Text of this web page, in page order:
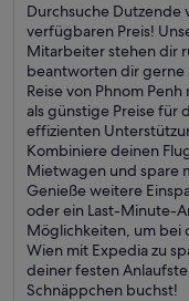
Durchsuche
verfügbaren Preis!
Mitarbeiter stehen dir
beantworten dir gerne
Reise von Phnom
als günstige Preise für
effizienten
Kombiniere deinen
Mietwagen und spare
Genieße weitere
oder ein Last-Minute-
Möglichkeiten, um bei
Wien mit Expedia zu
deiner festen
Schnäppchen buchst!